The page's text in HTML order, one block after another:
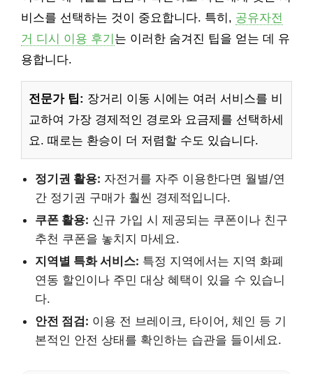
비스를 선택하는 것이 중요합니다. 특히, 공유자전
거 디시 이용 후기 는 이러한 숨겨진 팁을 얻는 데 유
용합니다.
전문가 팁: 장거리 이동 시에는 여러 서비스를 비
교하여 가장 경제적인 경로와 요금제를 선택하세
요. 때로는 환승이 더 저렴할 수도 있습니다.
정기권 활용: 자전거를 자주 이용한다면 월별/연
간 정기권 구매가 훨씬 경제적입니다.
쿠폰 활용: 신규 가입 시 제공되는 쿠폰이나 친구
추천 쿠폰을 놓치지 마세요.
지역별 특화 서비스: 특정 지역에서는 지역 화폐
연동 할인이나 주민 대상 혜택이 있을 수 있습니
다.
안전 점검: 이용 전 브레이크, 타이어, 체인 등 기
본적인 안전 상태를 확인하는 습관을 들이세요.